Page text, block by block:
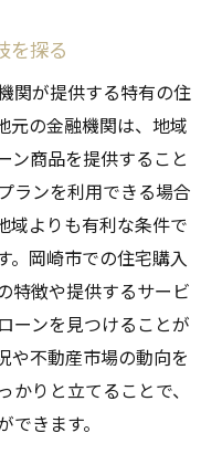
ローン見直しのタ
動型住宅ローンの
機関とその特徴
用メリット
ンの金利を比較す
る独自のサービスを
ら融資実行までの
を探る
関が提供する特有の住
元の金融機関は、地域
ン商品を提供すること
ランを利用できる場合
域よりも有利な条件で
。岡崎市での住宅購入
特徴や提供するサービ
ーンを見つけることが
や不動産市場の動向を
りと立てることで、
きます。